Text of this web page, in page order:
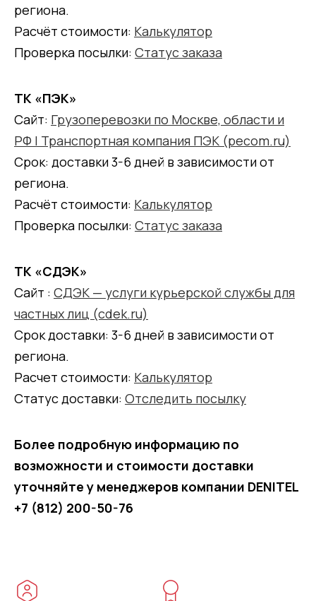
региона.
Расчёт стоимости: Калькулятор
Проверка посылки: Статус заказа
ТК «ПЭК»
Сайт: Грузоперевозки по Москве, области и
РФ | Транспортная компания ПЭК (pecom.ru)
Срок: доставки 3-6 дней в зависимости от
региона.
Расчёт стоимости: Калькулятор
Проверка посылки: Статус заказа
ТК «СДЭК»
Сайт : СДЭК — услуги курьерской службы для
частных лиц (cdek.ru)
Срок доставки: 3-6 дней в зависимости от
региона.
Расчет стоимости: Калькулятор
Статус доставки: Отследить посылку
Более подробную информацию по
возможности и стоимости доставки
уточняйте у менеджеров компании DENITEL
+7 (812) 200-50-76